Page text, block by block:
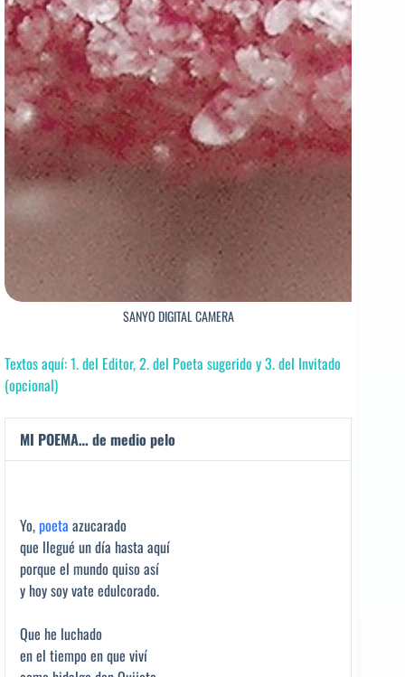
SANYO DIGITAL CAMERA
Textos aquí: 1. del Editor, 2. del Poeta sugerido y 3. del Invitado
(opcional)
MI POEMA… de medio pelo
Yo,poeta azucarado
que llegué un día hasta aquí
porque el mundo quiso así
y hoy soy vate edulcorado.
Que he luchado
en el tiempo en que viví